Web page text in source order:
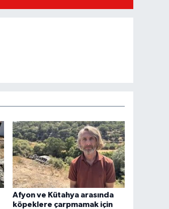
Afyon ve Kütahya arasında
köpeklere çarpmamak için